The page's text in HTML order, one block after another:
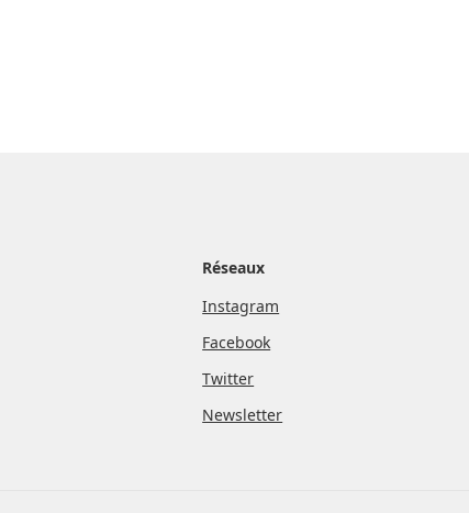
Réseaux
Instagram
Facebook
Twitter
Newsletter